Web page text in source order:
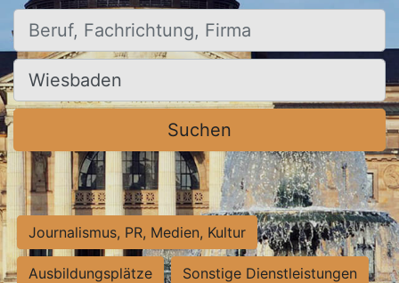
Beruf, Fachrichtung, Firma
Ort, Stadt
Suchen
Journalismus, PR, Medien, Kultur
Ausbildungsplätze Sonstige Dienstleistungen